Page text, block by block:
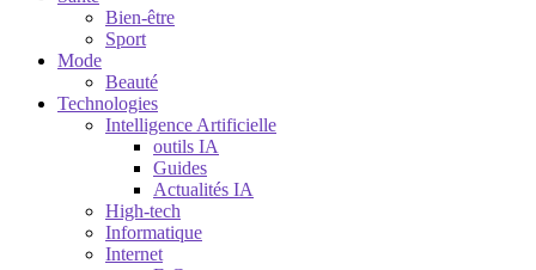
Bien-être
Sport
Mode
Beauté
Technologies
Intelligence Artificielle
outils IA
Guides
Actualités IA
High-tech
Informatique
Internet